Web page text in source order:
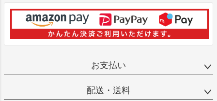
お支払い
配送・送料